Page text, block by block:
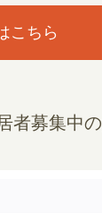
こちら
者募集中